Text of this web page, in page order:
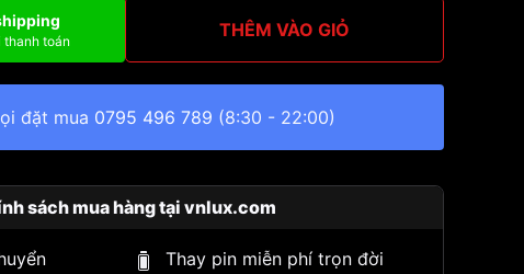
thanh toán THÊM VÀO GIỎ
đặt mua 0795 496 789 (8:30 - 22:00)
sách mua hàng tại vnlux.com
Thay pin miễn phí trọn đời